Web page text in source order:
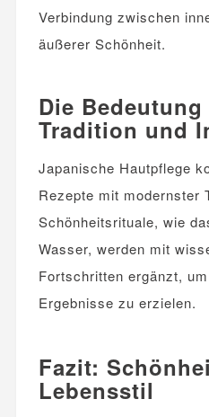
Verbindung zwischen
äußerer Schönheit.
Die Bedeutung
Tradition und
Japanische Hautpflege
Rezepte mit modernster
Schönheitsrituale, wie
Wasser, werden mit
Fortschritten ergänzt,
Ergebnisse zu erzielen.
Fazit:
Lebensstil